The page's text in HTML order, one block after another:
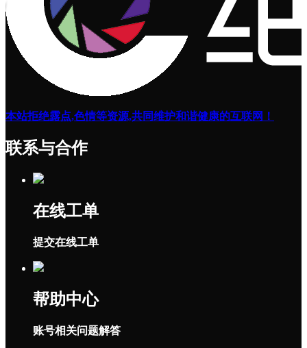
本站拒绝露点,色情等资源,共同维护和谐健康的互联网！
联系与合作
在线工单
提交在线工单
帮助中心
账号相关问题解答